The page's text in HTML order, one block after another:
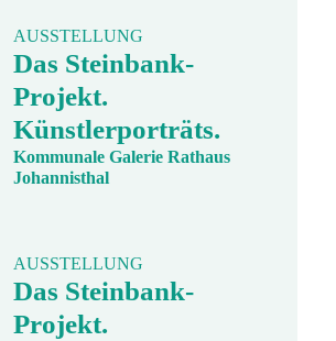
AUSSTELLUNG
Das Steinbank-
Projekt.
Künstlerporträts.
Kommunale Galerie Rathaus
Johannisthal
AUSSTELLUNG
Das Steinbank-
Projekt.